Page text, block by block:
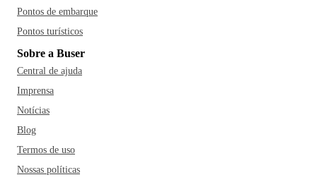
Pontos de embarque
Pontos turísticos
Sobre a Buser
Central de ajuda
Imprensa
Notícias
Blog
Termos de uso
Nossas políticas